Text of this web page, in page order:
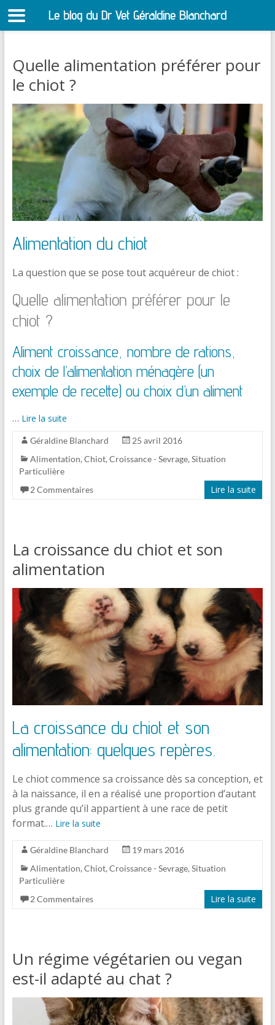
Quelle alimentation préférer pour
le chiot ?
Alimentation du chiot
La question que se pose tout acquéreur de chiot :
Quelle alimentation préférer pour le
chiot ?
Aliment croissance, nombre de rations,
choix de l’alimentation ménagère (un
exemple de recette) ou choix d’un aliment
… Lire la suite
Géraldine Blanchard
25 avril 2016
Alimentation, Chiot, Croissance - Sevrage, Situation
Particulière
2 Commentaires
Lire la suite
La croissance du chiot et son
alimentation
La croissance du chiot et son
alimentation: quelques repères.
Le chiot commence sa croissance dès sa conception, et
à la naissance, il en a réalisé une proportion d’autant
plus grande qu’il appartient à une race de petit
format.… Lire la suite
Géraldine Blanchard
19 mars 2016
Alimentation, Chiot, Croissance - Sevrage, Situation
Particulière
2 Commentaires
Lire la suite
Un régime végétarien ou vegan
est-il adapté au chat ?
Le blog du Dr Vet Géraldine Blanchard